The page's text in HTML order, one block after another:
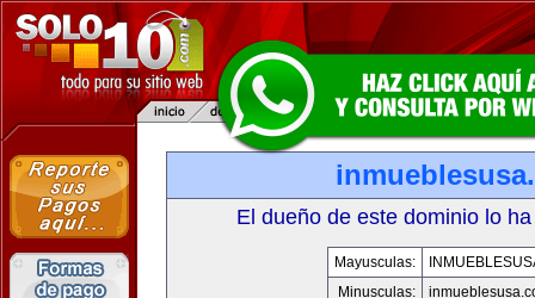
El dueño de este dominio lo
Mayusculas:
Minusculas: